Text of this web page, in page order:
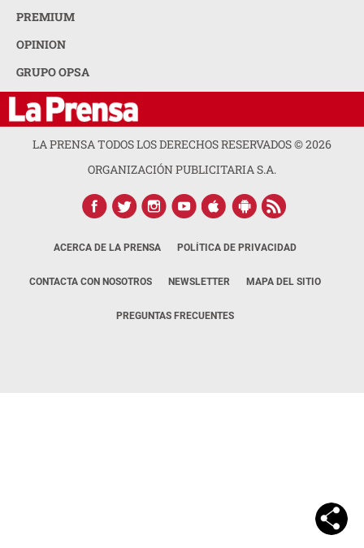
PREMIUM
OPINION
GRUPO OPSA
LA PRENSA TODOS LOS DERECHOS RESERVADOS ©2026
ORGANIZACIÓN PUBLICITARIA S.A.
ACERCA DE LA PRENSA POLÍTICA DE PRIVACIDAD
CONTACTA CON NOSOTROS NEWSLETTER MAPA DEL SITIO
PREGUNTAS FRECUENTES